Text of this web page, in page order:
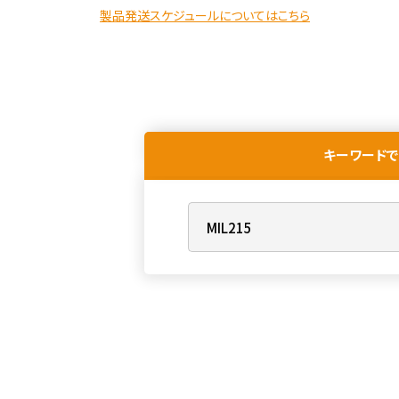
製品発送スケジュールについてはこちら
キーワード